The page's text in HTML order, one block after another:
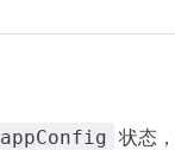
appConfig 状态